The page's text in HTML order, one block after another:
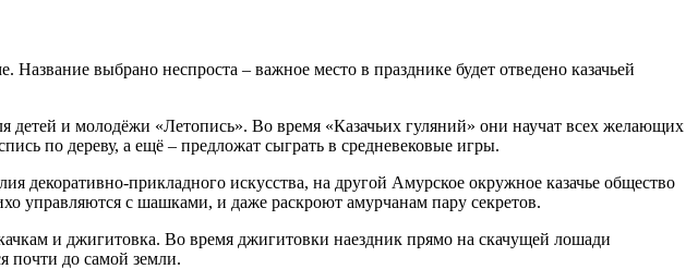
Название выбрано неспроста – важное место в празднике будет отведено казачьей
и молодёжи «Летопись». Во время «Казачьих гуляний» они научат всех желающих
по дереву, а ещё – предложат сыграть в средневековые игры.
декоративно-прикладного искусства, на другой Амурское окружное казачье общество
управляются с шашками, и даже раскроют амурчанам пару секретов.
и джигитовка. Во время джигитовки наездник прямо на скачущей лошади
почти до самой земли.